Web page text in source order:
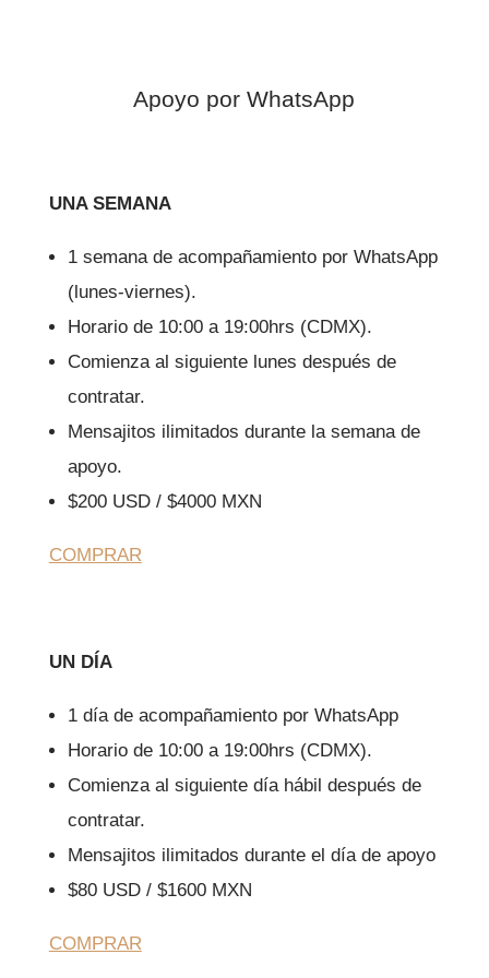
Apoyo por WhatsApp
UNA SEMANA
1 semana de acompañamiento por WhatsApp
(lunes-viernes).
Horario de 10:00 a 19:00hrs (CDMX).
Comienza al siguiente lunes después de
contratar.
Mensajitos ilimitados durante la semana de
apoyo.
$200 USD / $4000 MXN
COMPRAR
UN DÍA
1 día de acompañamiento por WhatsApp
Horario de 10:00 a 19:00hrs (CDMX).
Comienza al siguiente día hábil después de
contratar.
Mensajitos ilimitados durante el día de apoyo
$80 USD / $1600 MXN
COMPRAR